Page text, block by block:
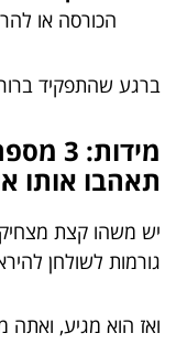
הכורסה או
ברגע שהתפקיד ברור, 80% מהבלבול
תאהבו אותו
יש משהו קצת מצחיק
גורמות לשולחן
ואז הוא מגיע,